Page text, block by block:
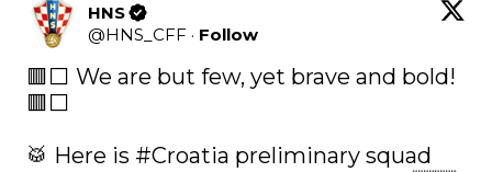
HNS
@HNS_CFF · Follow
🟥⬜️ We are but few, yet brave and bold!
🟥⬜️
🥁 Here is #Croatia preliminary squad